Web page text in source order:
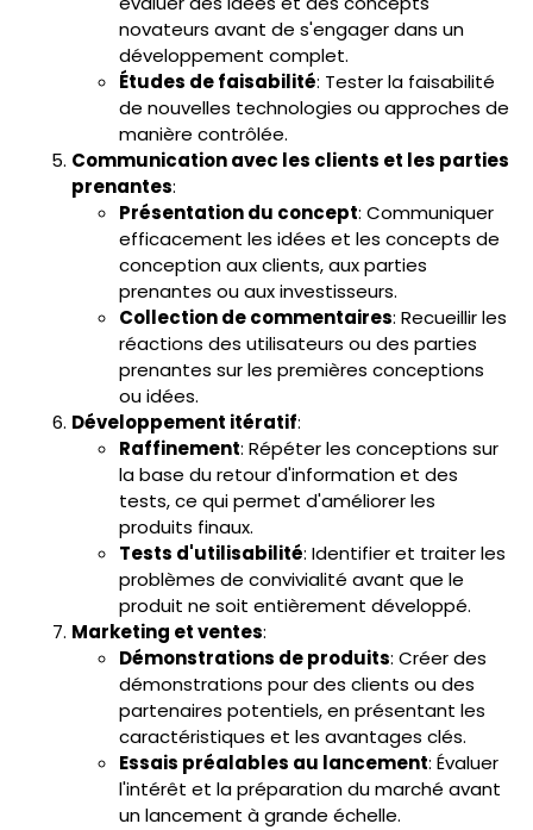
novateurs avant de s'engager dans un
développement complet.
Études de faisabilité: Tester la faisabilité
de nouvelles technologies ou approches de
manière contrôlée.
Communication avec les clients et les parties
prenantes:
Présentation du concept: Communiquer
efficacement les idées et les concepts de
conception aux clients, aux parties
prenantes ou aux investisseurs.
Collection de commentaires: Recueillir les
réactions des utilisateurs ou des parties
prenantes sur les premières conceptions
ou idées.
Développement itératif:
Raffinement: Répéter les conceptions sur
la base du retour d'information et des
tests, ce qui permet d'améliorer les
produits finaux.
Tests d'utilisabilité: Identifier et traiter les
problèmes de convivialité avant que le
produit ne soit entièrement développé.
Marketing et ventes:
Démonstrations de produits: Créer des
démonstrations pour des clients ou des
partenaires potentiels, en présentant les
caractéristiques et les avantages clés.
Essais préalables au lancement: Évaluer
l'intérêt et la préparation du marché avant
un lancement à grande échelle.